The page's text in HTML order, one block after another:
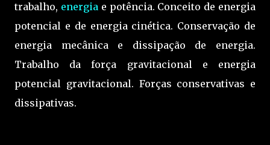
trabalho, energiae potência. Conceito de energia
potencial e de energia cinética. Conservação de
energia mecânica e dissipação de energia.
Trabalho da força gravitacional e energia
potencial gravitacional. Forças conservativas e
dissipativas.